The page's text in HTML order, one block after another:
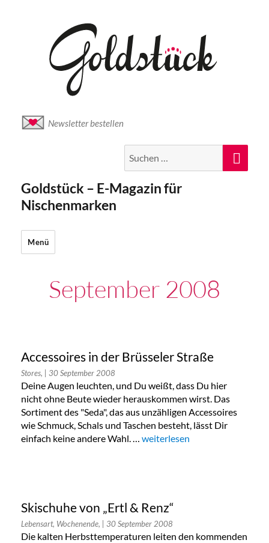
Newsletter bestellen
nach:
Goldstück – E-Magazin für
Nischenmarken
Menü
September 2008
Accessoires in der Brüsseler Straße
Stores, | 30 September 2008
Deine Augen leuchten, und Du weißt, dass Du hier
nicht ohne Beute wieder herauskommen wirst. Das
Sortiment des "Seda", das aus unzähligen Accessoires
wie Schmuck, Schals und Taschen besteht, lässt Dir
einfach keine andere Wahl. … „Accessoires in der Brüsseler
weiterlesen
Skischuhe von „Ertl & Renz“
Lebensart, Wochenende, | 30 September 2008
Die kalten Herbsttemperaturen leiten den kommenden